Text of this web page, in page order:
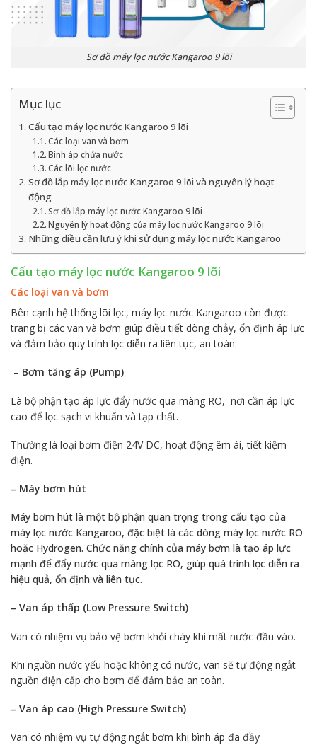
Sơ đồ máy lọc nước Kangaroo 9 lõi
Mục lục
Cấu tạo máy lọc nước Kangaroo 9 lõi
Các loại van và bơm
Bình áp chứa nước
Các lõi lọc nước
Sơ đồ lắp máy lọc nước Kangaroo 9 lõi và nguyên lý hoạt
động
Sơ đồ lắp máy lọc nước Kangaroo 9 lõi
Nguyên lý hoạt động của máy lọc nước Kangaroo 9 lõi
Những điều cần lưu ý khi sử dụng máy lọc nước Kangaroo
Cấu tạo máy lọc nước Kangaroo 9 lõi
Các loại van và bơm
Bên cạnh hệ thống lõi lọc, máy lọc nước Kangaroo còn được
trang bị các van và bơm giúp điều tiết dòng chảy, ổn định áp lực
và đảm bảo quy trình lọc diễn ra liên tục, an toàn:
– Bơm tăng áp (Pump)
Là bộ phận tạo áp lực đẩy nước qua màng RO, nơi cần áp lực
cao để lọc sạch vi khuẩn và tạp chất.
Thường là loại bơm điện 24V DC, hoạt động êm ái, tiết kiệm
điện.
– Máy bơm hút
Máy bơm hút là một bộ phận quan trọng trong cấu tạo của
máy lọc nước Kangaroo, đặc biệt là các dòng máy lọc nước RO
hoặc Hydrogen. Chức năng chính của máy bơm là tạo áp lực
mạnh để đẩy nước qua màng lọc RO, giúp quá trình lọc diễn ra
hiệu quả, ổn định và liên tục.
– Van áp thấp (Low Pressure Switch)
Van có nhiệm vụ bảo vệ bơm khỏi cháy khi mất nước đầu vào.
Khi nguồn nước yếu hoặc không có nước, van sẽ tự động ngắt
nguồn điện cấp cho bơm để đảm bảo an toàn.
– Van áp cao (High Pressure Switch)
Van có nhiệm vụ tự động ngắt bơm khi bình áp đã đầy